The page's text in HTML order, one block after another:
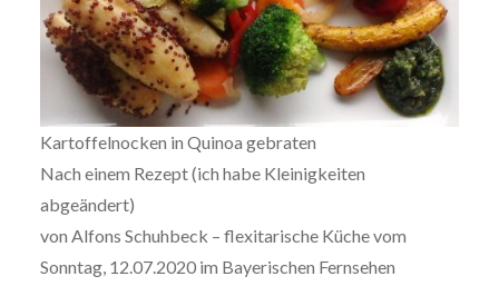
Kartoffelnocken in Quinoa gebraten
Nach einem Rezept (ich habe Kleinigkeiten
abgeändert)
von Alfons Schuhbeck – flexitarische Küche vom
Sonntag, 12.07.2020 im Bayerischen Fernsehen